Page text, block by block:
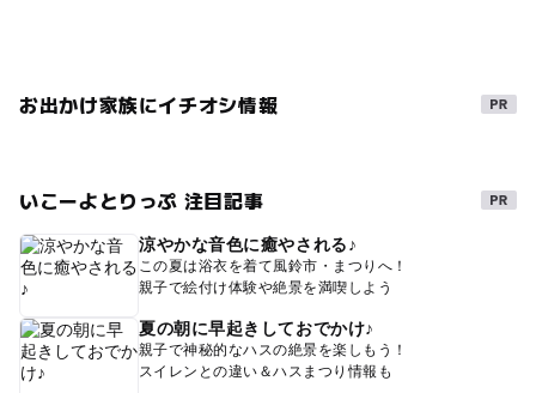
お出かけ家族にイチオシ情報
いこーよとりっぷ 注目記事
涼やかな音色に癒やされる♪
この夏は浴衣を着て風鈴市・まつりへ！
親子で絵付け体験や絶景を満喫しよう
夏の朝に早起きしておでかけ♪
親子で神秘的なハスの絶景を楽しもう！
スイレンとの違い＆ハスまつり情報も